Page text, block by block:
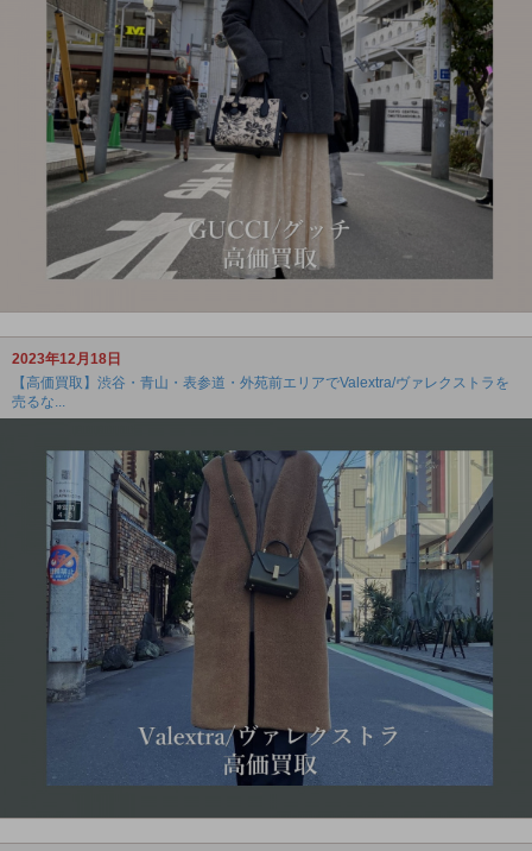
2023年12月18日
【高価買取】渋谷・青山・表参道・外苑前エリアでValextra/ヴァレクストラを
売るな...